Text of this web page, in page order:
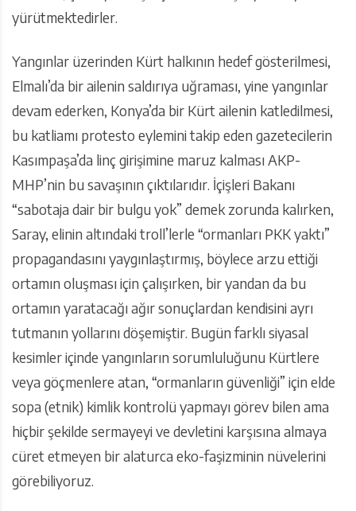
yürütmektedirler.
Yangınlar üzerinden Kürt halkının hedef gösterilmesi,
Elmalı’da bir ailenin saldırıya uğraması, yine yangınlar
devam ederken, Konya’da bir Kürt ailenin katledilmesi,
bu katliamı protesto eylemini takip eden gazetecilerin
Kasımpaşa’da linç girişimine maruz kalması AKP-
MHP’nin bu savaşının çıktılarıdır. İçişleri Bakanı
“sabotaja dair bir bulgu yok” demek zorunda kalırken,
Saray, elinin altındaki troll’lerle “ormanları PKK yaktı”
propagandasını yaygınlaştırmış, böylece arzu ettiği
ortamın oluşması için çalışırken, bir yandan da bu
ortamın yaratacağı ağır sonuçlardan kendisini ayrı
tutmanın yollarını döşemiştir. Bugün farklı siyasal
kesimler içinde yangınların sorumluluğunu Kürtlere
veya göçmenlere atan, “ormanların güvenliği” için elde
sopa (etnik) kimlik kontrolü yapmayı görev bilen ama
hiçbir şekilde sermayeyi ve devletini karşısına almaya
cüret etmeyen bir alaturca eko-faşizminin nüvelerini
görebiliyoruz.